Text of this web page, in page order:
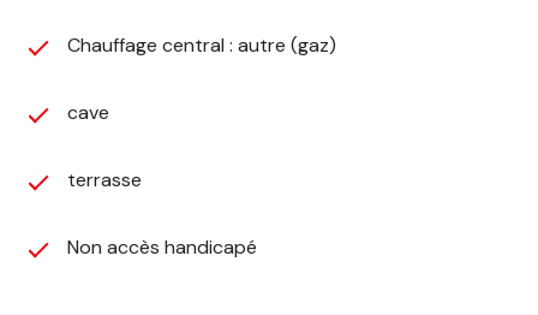
Chauffage central : autre (gaz)
cave
terrasse
Non accès handicapé